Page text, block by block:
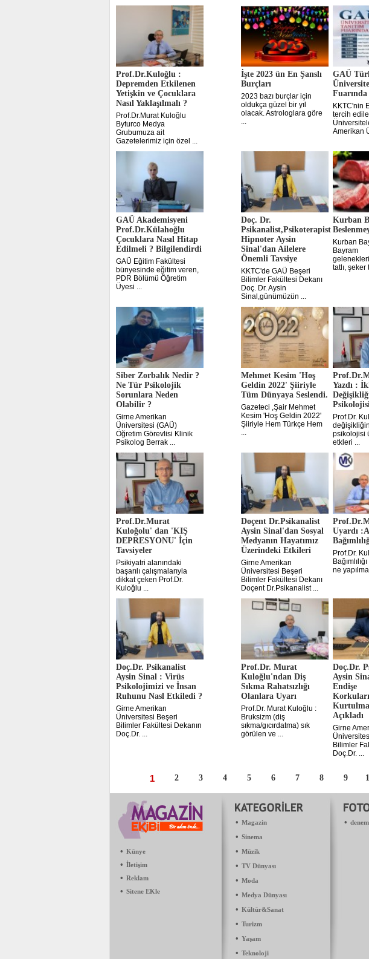
Prof.Dr.Kuloğlu :
Depremden Etkilenen
Yetişkin ve Çocuklara
Nasıl Yaklaşılmalı ?
Prof.Dr.Murat Kuloğlu
Byturco Medya
Grubumuza ait
Gazetelerimiz için özel ...
İşte 2023 ün En Şanslı
Burçları
2023 bazı burçlar için
oldukça güzel bir yıl
olacak. Astrologlara göre
...
GAÜ
Fuarında
KKTC'nin
tercih
Amerikan
GAÜ Akademisyeni
Prof.Dr.Külahoğlu
Çocuklara Nasıl Hitap
Edilmeli ? Bilgilendirdi
GAÜ Eğitim Fakültesi
bünyesinde eğitim veren,
PDR Bölümü Öğretim
Üyesi ...
Doç. Dr.
Psikanalist,Psikoterapist
Hipnoter Aysin
Sinal'dan Ailelere
Önemli Tavsiye
KKTC'de GAÜ Beşeri
Bilimler Fakültesi Dekanı
Doç. Dr. Aysin
Sinal,günümüzün ...
Kurban
Kurban
Bayram
tatlı,
Siber Zorbalık Nedir ?
Ne Tür Psikolojik
Sorunlara Neden
Olabilir ?
Girne Amerikan
Üniversitesi (GAÜ)
Öğretim Görevlisi Klinik
Psikolog Berrak ...
Mehmet Kesim 'Hoş
Geldin 2022' Şiiriyle
Tüm Dünyaya Seslendi.
Gazeteci ,Şair Mehmet
Kesim 'Hoş Geldin 2022'
Şiiriyle Hem Türkçe Hem
...
Yazdı :​
Prof.Dr.
psikolojisi
etkleri ...
Prof.Dr.Murat
Kuloğolu' dan 'KIŞ
DEPRESYONU' İçin
Tavsiyeler
Psikiyatri alanındaki
başarılı çalışmalarıyla
dikkat çeken Prof.Dr.
Kuloğlu ...
Doçent Dr.Psikanalist
Aysin Sinal'dan Sosyal
Medyanın Hayatımız
Üzerindeki Etkileri
Girne Amerikan
Üniversitesi Beşeri
Bilimler Fakültesi Dekanı
Doçent Dr.Psikanalist ...
Uyardı
Prof.Dr.
ne
Doç.Dr. Psikanalist
Aysin Sinal : Virüs
Psikolojimizi ve İnsan
Ruhunu Nasl Etkiledi ?
Girne Amerikan
Üniversitesi Beşeri
Bilimler Fakültesi Dekanın
Doç.Dr. ...
Prof.Dr. Murat
Kuloğlu'ndan Diş
Sıkma Rahatsızlığı
Olanlara Uyarı
Prof.Dr. Murat Kuloğlu :
Bruksizm (diş
sıkma/gıcırdatma) sık
görülen ve ...
Doç.Dr.
Aysin
Endişe
Açıkladı
Girne
Bilimler
Doç.Dr. ...
1 2 3 4 5 6 7 8 9
• Künye
• İletişim
• Reklam
• Sitene EKle
• Magazin
• Sinema
• Müzik
• TV Dünyası
• Moda
• Medya Dünyası
• Kültür&Sanat
• Turizm
• Yaşam
• Teknoloji
•